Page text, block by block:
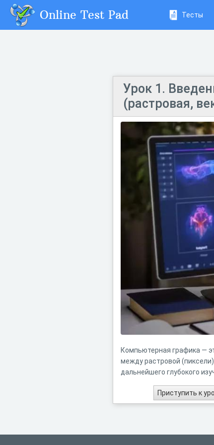
Online Test Pad Тесты
Урок 1.
(растровая,
Компьютерная графика —
между растровой
дальнейшего глубокого